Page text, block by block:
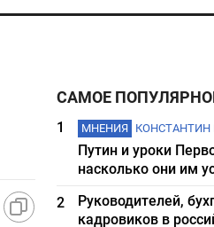
САМОЕ
1 МНЕНИЯ КОНСТАНТИН
Путин и уроки
насколько они им
2
Руководителей,
кадровиков в